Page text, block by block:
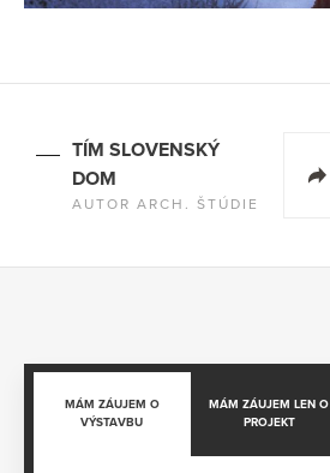
TÍM SLOVENSKÝ
DOM
AUTOR ARCH. ŠTÚDIE
MÁM ZÁUJEM O
VÝSTAVBU
MÁM ZÁUJEM LEN O
PROJEKT